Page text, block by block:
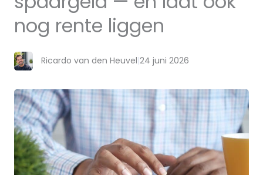
nog rente liggen
Ricardo van den Heuvel|24 juni 2026